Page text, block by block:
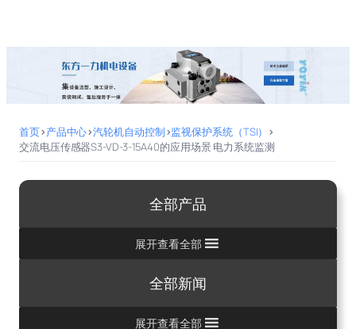
首页>产品中心>汽轮机自动控制>监视保护系统（TSI） >
交流电压传感器S3-VD-3-15A40的应用场景 电力系统监测
全部产品
展开查看全部
全部新闻
展开查看全部